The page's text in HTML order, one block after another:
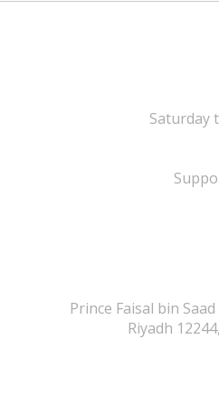
Saturday
Prince Faisal bin
Riyadh